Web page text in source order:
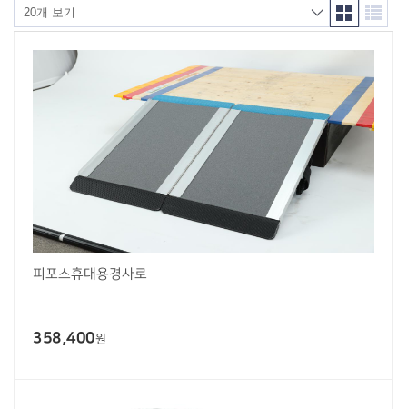
피포스휴대용경사로
358,400원